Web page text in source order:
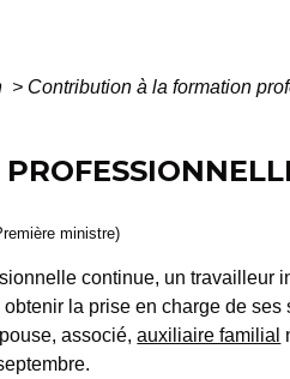
> Contribution à la formation
ministre)
continue, un travailleur
la prise en charge de
associé,auxiliaire familial